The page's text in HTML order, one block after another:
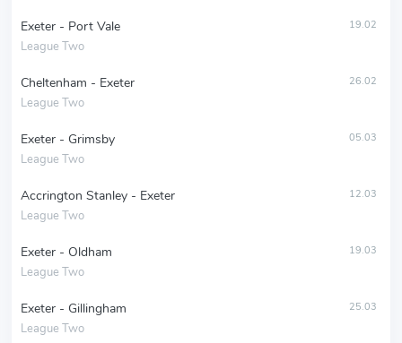
Exeter - Port Vale
League Two
19.02
Cheltenham - Exeter
League Two
26.02
Exeter - Grimsby
League Two
05.03
Accrington Stanley - Exeter
League Two
12.03
Exeter - Oldham
League Two
19.03
Exeter - Gillingham
League Two
25.03